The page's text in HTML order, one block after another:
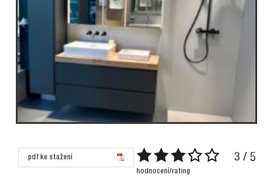
pdf ke stažení 3 / 5
hodnocení/rating